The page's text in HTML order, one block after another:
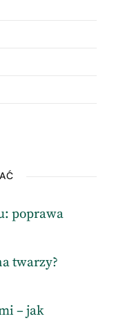
poprawa
twarzy?
– jak